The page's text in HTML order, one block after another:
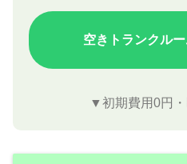
空きトランクル
▼初期費用0円